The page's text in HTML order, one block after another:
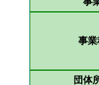
事業
団体